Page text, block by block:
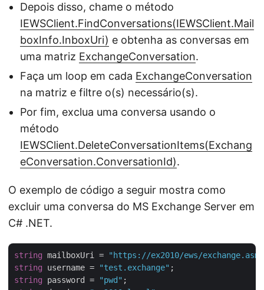
Depois disso, chame o método
IEWSClient.FindConversations(IEWSClient.Mail
boxInfo.InboxUri) e obtenha as conversas em
uma matriz ExchangeConversation.
Faça um loop em cada ExchangeConversation
na matriz e filtre o(s) necessário(s).
Por fim, exclua uma conversa usando o
método
IEWSClient.DeleteConversationItems(Exchang
eConversation.ConversationId).
O exemplo de código a seguir mostra como
excluir uma conversa do MS Exchange Server em
C# .NET.
string mailboxUri =
"https://ex2010/ews/
string username = "test.exchange"
string password = "pwd"